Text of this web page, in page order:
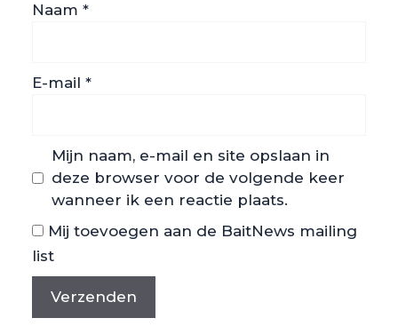
Naam *
E-mail *
Mijn naam, e-mail en site opslaan in
deze browser voor de volgende keer
wanneer ik een reactie plaats.
Mij toevoegen aan de BaitNews mailing
list